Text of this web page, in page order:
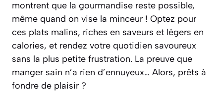
montrent que la gourmandise reste possible,
même quand on vise la minceur ! Optez pour
ces plats malins, riches en saveurs et légers en
calories, et rendez votre quotidien savoureux
sans la plus petite frustration. La preuve que
manger sain n’a rien d’ennuyeux… Alors, prêts à
fondre de plaisir ?